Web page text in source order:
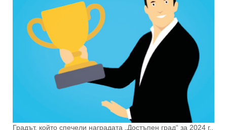
Градът, който спечели наградата „Достъпен град“ за 2024 г.,